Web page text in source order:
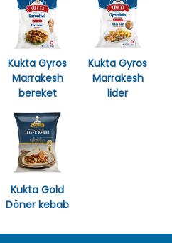
Kukta Gyros
Marrakesh
bereket
Kukta Gyros
Marrakesh
lider
Kukta Gold
Döner kebab